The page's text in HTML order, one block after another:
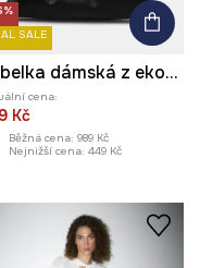
SALE
Kabelka dámská z ekokůže s aplikací
cena:
Kč
Běžná cena: 989 Kč
Nejnižší cena: 449 Kč